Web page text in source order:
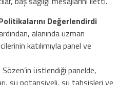
Değerlendirdi
alanında uzman
katılımıyla panel ve
üstlendiği panelde,
su potansiyeli, su tahsisleri ve